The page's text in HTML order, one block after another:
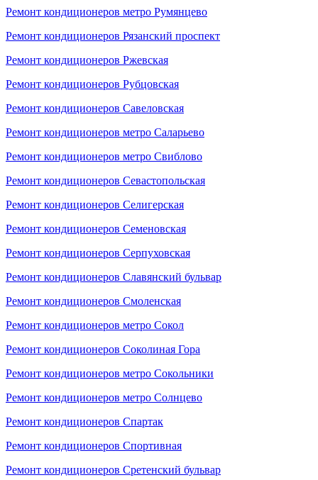
Ремонт кондиционеров метро Румянцево
Ремонт кондиционеров Рязанский проспект
Ремонт кондиционеров Ржевская
Ремонт кондиционеров Рубцовская
Ремонт кондиционеров Савеловская
Ремонт кондиционеров метро Саларьево
Ремонт кондиционеров метро Свиблово
Ремонт кондиционеров Севастопольская
Ремонт кондиционеров Селигерская
Ремонт кондиционеров Семеновская
Ремонт кондиционеров Серпуховская
Ремонт кондиционеров Славянский бульвар
Ремонт кондиционеров Смоленская
Ремонт кондиционеров метро Сокол
Ремонт кондиционеров Соколиная Гора
Ремонт кондиционеров метро Сокольники
Ремонт кондиционеров метро Солнцево
Ремонт кондиционеров Спартак
Ремонт кондиционеров Спортивная
Ремонт кондиционеров Сретенский бульвар